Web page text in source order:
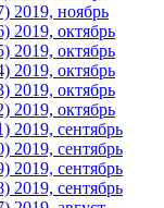
2019, ноябрь
2019, октябрь
2019, октябрь
2019, октябрь
2019, октябрь
2019, октябрь
2019, сентябрь
2019, сентябрь
2019, сентябрь
2019, сентябрь